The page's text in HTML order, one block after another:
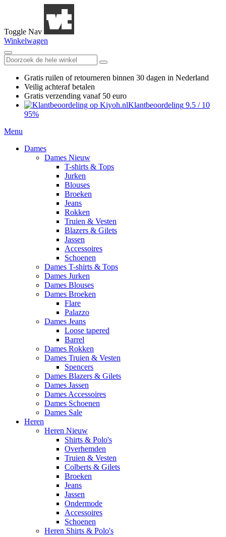
Toggle Nav
Winkelwagen
Gratis ruilen of retourneren binnen 30 dagen in Nederland
Veilig achteraf betalen
Gratis verzending vanaf 50 euro
Klantbeoordeling 9.5 / 10
95%
Menu
Dames
Dames Nieuw
T-shirts & Tops
Jurken
Blouses
Broeken
Jeans
Rokken
Truien & Vesten
Blazers & Gilets
Jassen
Accessoires
Schoenen
Dames T-shirts & Tops
Dames Jurken
Dames Blouses
Dames Broeken
Flare
Palazzo
Dames Jeans
Loose tapered
Barrel
Dames Rokken
Dames Truien & Vesten
Spencers
Dames Blazers & Gilets
Dames Jassen
Dames Accessoires
Dames Schoenen
Dames Sale
Heren
Heren Nieuw
Shirts & Polo's
Overhemden
Truien & Vesten
Colberts & Gilets
Broeken
Jeans
Jassen
Ondermode
Accessoires
Schoenen
Heren Shirts & Polo's